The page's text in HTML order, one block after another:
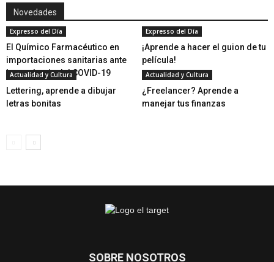
Novedades
Expresso del Día
El Químico Farmacéutico en
importaciones sanitarias ante
la pandemia del COVID-19
Expresso del Día
¡Aprende a hacer el guion de tu
película!
Actualidad y Cultura
Lettering, aprende a dibujar
letras bonitas
Actualidad y Cultura
¿Freelancer? Aprende a
manejar tus finanzas
SOBRE NOSOTROS